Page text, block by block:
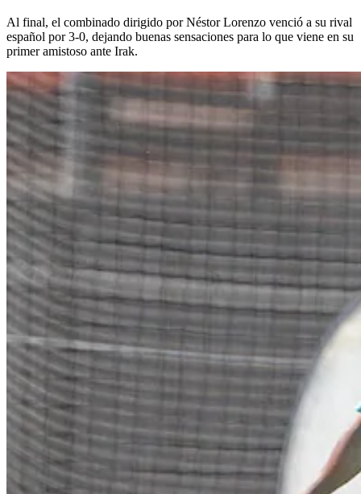
Al final, el combinado dirigido por Néstor Lorenzo venció a su rival
español por 3-0, dejando buenas sensaciones para lo que viene en su
primer amistoso ante Irak.